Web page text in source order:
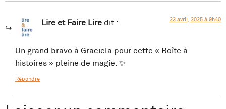
Lire et Faire Lire dit : 23 avril, 2025 à 9h40
Un grand bravo à Graciela pour cette « Boîte à
histoires » pleine de magie. ✨
Répondre